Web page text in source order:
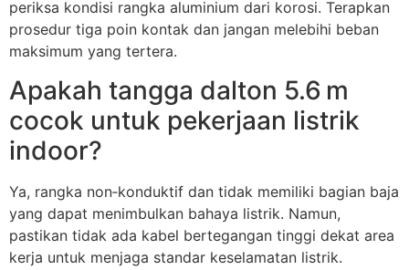
periksa kondisi rangka aluminium dari korosi. Terapkan
prosedur tiga poin kontak dan jangan melebihi beban
maksimum yang tertera.
Apakah tangga dalton 5.6 m
cocok untuk pekerjaan listrik
indoor?
Ya, rangka non‑konduktif dan tidak memiliki bagian baja
yang dapat menimbulkan bahaya listrik. Namun,
pastikan tidak ada kabel bertegangan tinggi dekat area
kerja untuk menjaga standar keselamatan listrik.